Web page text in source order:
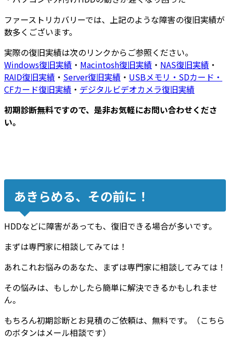
ファーストリカバリーでは、上記のような障害の復旧実績が
数多くございます。
実際の復旧実績は次のリンクからご参照ください。
Windows復旧実績 ・ Macintosh復旧実績 ・ NAS復旧実績 ・
RAID復旧実績 ・ Server復旧実績 ・ USBメモリ・SDカード・
CFカード復旧実績 ・ デジタルビデオカメラ復旧実績
初期診断無料ですので、是非お気軽にお問い合わせくださ
い。
あきらめる、その前に！
HDDなどに障害があっても、復旧できる場合が多いです。
まずは専門家に相談してみては！
あれこれお悩みのあなた、まずは専門家に相談してみては！
その悩みは、もしかしたら簡単に解決できるかもしれませ
ん。
もちろん初期診断とお見積のご依頼は、無料です。（こちら
のボタンはメール相談です）